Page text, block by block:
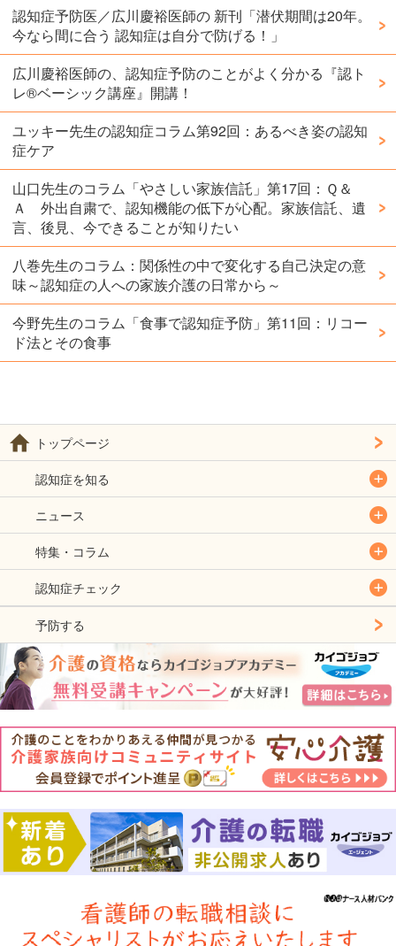
認知症予防医／広川慶裕医師の 新刊「潜伏期間は20年。
今なら間に合う 認知症は自分で防げる！」
広川慶裕医師の、認知症予防のことがよく分かる『認ト
レ®️ベーシック講座』開講！
ユッキー先生の認知症コラム第92回：あるべき姿の認知
症ケア
山口先生のコラム「やさしい家族信託」第17回：Ｑ＆
Ａ 外出自粛で、認知機能の低下が心配。家族信託、遺
言、後見、今できることが知りたい
八巻先生のコラム：関係性の中で変化する自己決定の意
味～認知症の人への家族介護の日常から～
今野先生のコラム「食事で認知症予防」第11回：リコー
ド法とその食事
トップページ
認知症を知る
ニュース
特集・コラム
認知症チェック
予防する